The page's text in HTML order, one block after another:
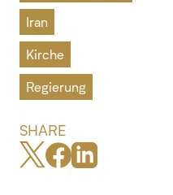
Iran
Kirche
Regierung
SHARE